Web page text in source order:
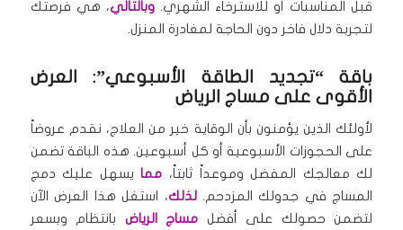
قبل المناسبات أو للاسترخاء الشهري.وبالتالي، هي فرصتك
لتجربة دلال فاخر دون الحاجة لمغادرة المنزل.
باقة “تجديد الطاقة الأسبوعي”: العرض
الأقوى على مساج الرياض
لأولئك الذين يؤمنون بأن الوقاية خير من العلاج، نقدم عروضاً
على الحجوزات الأسبوعية أو كل أسبوعين. هذه الباقة تضمن
لك معالجك المفضل وموعداً ثابتاً، ممايسهل عليك دمج
المساج في جدولك المزدحم.لذلك، استغل هذا العرض الآن
لتضمن حصولك على أفضل مساج الرياض بانتظام وبسعر